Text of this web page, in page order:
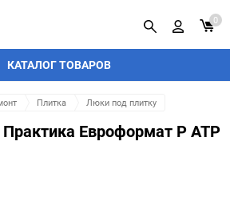
КАТАЛОГ ТОВАРОВ
0
Плитка Люки под плитку
Евроформат Р АТР